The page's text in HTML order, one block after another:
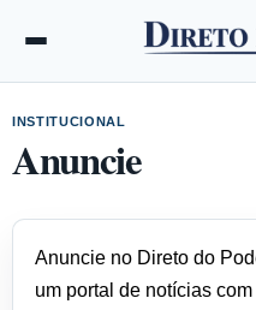
INSTITUCIONAL
Anuncie
Anuncie no Direto do
um portal de notícias